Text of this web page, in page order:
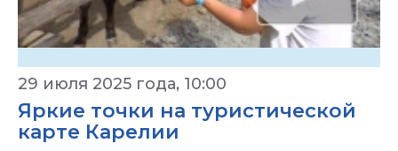
29 июля 2025 года, 10:00
Яркие точки на туристической
карте Карелии